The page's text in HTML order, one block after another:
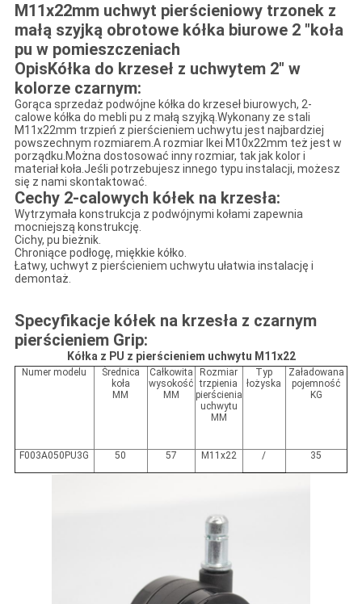
M11x22mm uchwyt pierścieniowy trzonek z
małą szyjką obrotowe kółka biurowe 2 "koła
pu w pomieszczeniach
OpisKółka do krzeseł z uchwytem 2" w
kolorze czarnym:
Gorąca sprzedaż podwójne kółka do krzeseł biurowych, 2-
calowe kółka do mebli pu z małą szyjką.Wykonany ze stali
M11x22mm trzpień z pierścieniem uchwytu jest najbardziej
powszechnym rozmiarem.A rozmiar Ikei M10x22mm też jest w
porządku.Można dostosować inny rozmiar, tak jak kolor i
materiał koła.Jeśli potrzebujesz innego typu instalacji, możesz
się z nami skontaktować.
Cechy 2-calowych kółek na krzesła:
Wytrzymała konstrukcja z podwójnymi kołami zapewnia
mocniejszą konstrukcję.
Cichy, pu bieżnik.
Chroniące podłogę, miękkie kółko.
Łatwy, uchwyt z pierścieniem uchwytu ułatwia instalację i
demontaż.
Specyfikacje kółek na krzesła z czarnym
pierścieniem Grip:
Kółka z PU z pierścieniem uchwytu M11x22
Numer modelu
Średnica
koła
MM
Całkowita
wysokość
MM
Rozmiar
trzpienia
pierścienia
uchwytu
MM
Typ
łożyska
Załadowana
pojemność
KG
F003A050PU3G 50 57 M11x22 / 35